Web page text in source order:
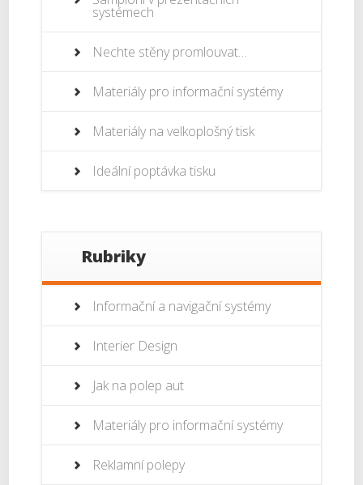
systémech
Nechte stěny promlouvat…
Materiály pro informační systémy
Materiály na velkoplošný tisk
Ideální poptávka tisku
Rubriky
Informační a navigační systémy
Interier Design
Jak na polep aut
Materiály pro informační systémy
Reklamní polepy